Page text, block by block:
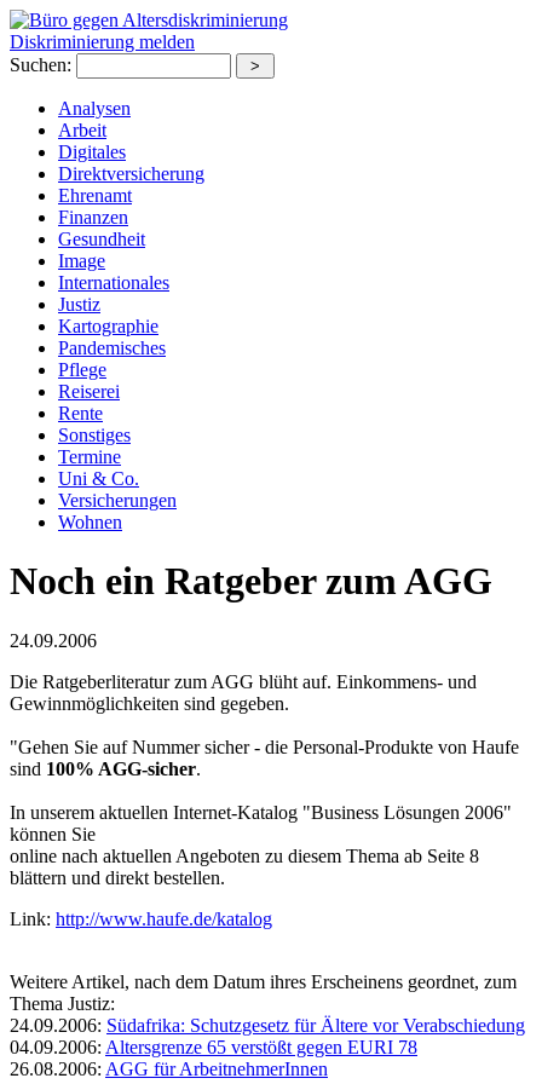
Diskriminierung melden
Suchen:
Analysen
Arbeit
Digitales
Direktversicherung
Ehrenamt
Finanzen
Gesundheit
Image
Internationales
Justiz
Kartographie
Pandemisches
Pflege
Reiserei
Rente
Sonstiges
Termine
Uni & Co.
Versicherungen
Wohnen
Noch ein Ratgeber zum AGG
24.09.2006
Die Ratgeberliteratur zum AGG blüht auf. Einkommens- und
Gewinnmöglichkeiten sind gegeben.
"Gehen Sie auf Nummer sicher - die Personal-Produkte von Haufe
sind 100% AGG-sicher.
In unserem aktuellen Internet-Katalog "Business Lösungen 2006"
können Sie
online nach aktuellen Angeboten zu diesem Thema ab Seite 8
blättern und direkt bestellen.
Link: http://www.haufe.de/katalog
Weitere Artikel, nach dem Datum ihres Erscheinens geordnet, zum
Thema Justiz:
24.09.2006: Südafrika: Schutzgesetz für Ältere vor Verabschiedung
04.09.2006: Altersgrenze 65 verstößt gegen EURI 78
26.08.2006: AGG für ArbeitnehmerInnen